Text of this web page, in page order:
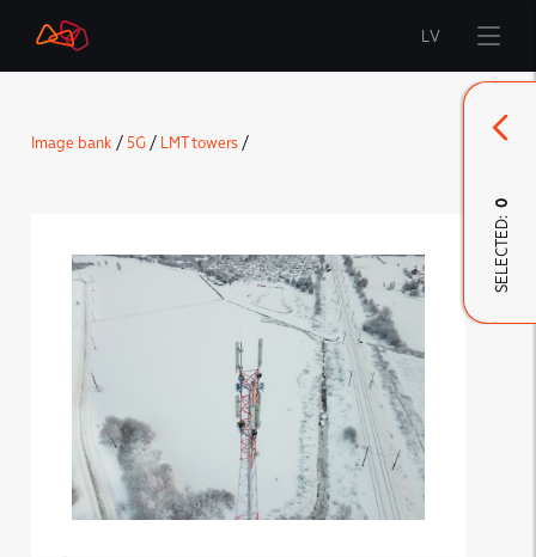
Start
LMT Defence
Downloads and news
Developed materials
LV
Image bank /5G/ LMT towers/
SELECTED:
0